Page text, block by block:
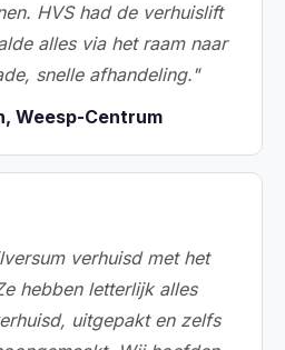
HVS had de verhuislift
alles via het raam naar
snelle afhandeling."
Weesp-Centrum
verhuisd met het
hebben letterlijk alles
uitgepakt en zelfs